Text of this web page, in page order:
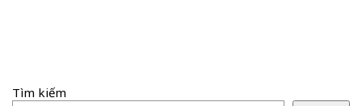
Tìm kiếm